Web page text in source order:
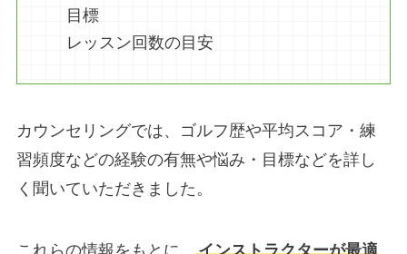
目標
レッスン回数の目安
カウンセリングでは、ゴルフ歴や平均スコア・練
習頻度などの経験の有無や悩み・目標などを詳し
く聞いていただきました。